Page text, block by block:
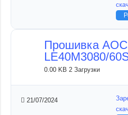
Прошивка AOC
LE40M3080/
0.00 KB2 Загрузки
21/07/2024